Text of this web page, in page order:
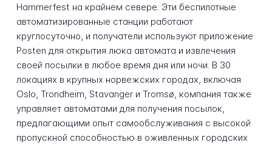
Hammerfest на крайнем севере. Эти беспилотные
автоматизированные станции работают
круглосуточно, и получатели используют приложение
Posten для открытия люка автомата и извлечения
своей посылки в любое время дня или ночи. В 30
локациях в крупных норвежских городах, включая
Oslo, Trondheim, Stavanger и Tromsø, компания также
управляет автоматами для получения посылок,
предлагающими опыт самообслуживания с высокой
пропускной способностью в оживленных городских